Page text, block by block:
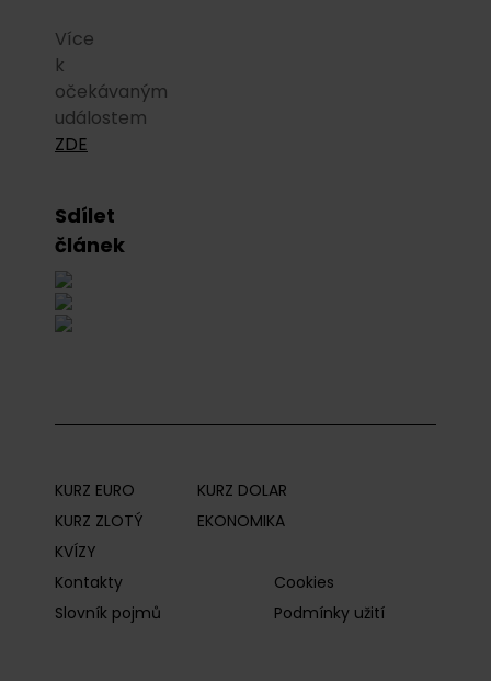
Více
k
očekávaným
událostem
ZDE
Sdílet
článek
KURZ EURO
KURZ DOLAR
KURZ ZLOTÝ
EKONOMIKA
KVÍZY
Kontakty
Cookies
Slovník pojmů
Podmínky užití